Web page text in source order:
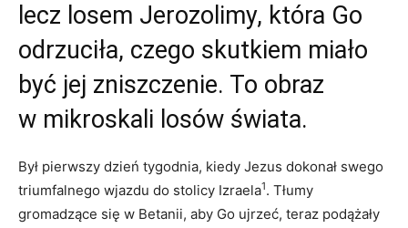
lecz losem Jerozolimy, która Go
odrzuciła, czego skutkiem miało
być jej zniszczenie. To obraz
w mikroskali losów świata.
Był pierwszy dzień tygodnia, kiedy Jezus dokonał swego
triumfalnego wjazdu do stolicy Izraela1. Tłumy
gromadzące się w Betanii, aby Go ujrzeć, teraz podążały